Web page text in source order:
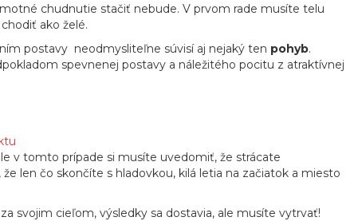
chudnutie stačiť nebude. V prvom rade musíte telu
ako želé.
postavy neodmysliteľne súvisí aj nejaký ten pohyb.
spevnenej postavy a náležitého pocitu z atraktívnej
v tomto prípade si musíte uvedomiť, že strácate
len čo skončíte s hladovkou, kilá letia na začiatok a miesto
svojim cieľom, výsledky sa dostavia, ale musíte vytrvať!